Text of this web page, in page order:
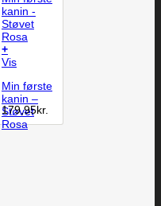
+
Vis
Min første
kanin –
Støvet
Rosa
179,95kr.